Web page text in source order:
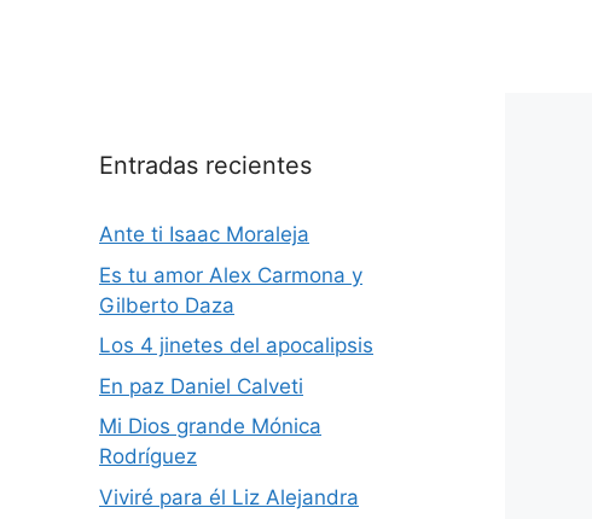
Entradas recientes
Ante ti Isaac Moraleja
Es tu amor Alex Carmona y
Gilberto Daza
Los 4 jinetes del apocalipsis
En paz Daniel Calveti
Mi Dios grande Mónica
Rodríguez
Viviré para él Liz Alejandra